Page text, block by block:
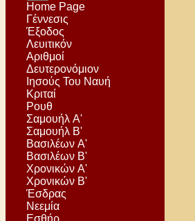
Home Page
Γέννεσις
Έξοδος
Λευιτικόν
Αριθμοί
Δευτερονόμιον
Ιησούς Του Ναυή
Κριταί
Ρουθ
Σαμουήλ Α'
Σαμουήλ Β'
Βασιλέων Α'
Βασιλέων Β'
Χρονικών Α'
Χρονικών Β'
Έσδρας
Νεεμία
Εσθήρ